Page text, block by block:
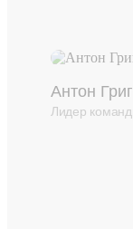
Антон
Лидер